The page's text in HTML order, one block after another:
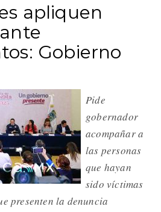
apliquen
Gobierno
Pide
gobernador
acompañar a
las personas
que hayan
sido víctimas
presenten la denuncia